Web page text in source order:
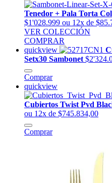
Tenedor + Pala Torta
$1'028.999 ou 12x de
VER COLECCIÓN
COMPRAR
quickview
Setx30 Sambonet
Comprar
quickview
Cubiertos Twist Pvd
ou 12x de $745.834,00
Comprar